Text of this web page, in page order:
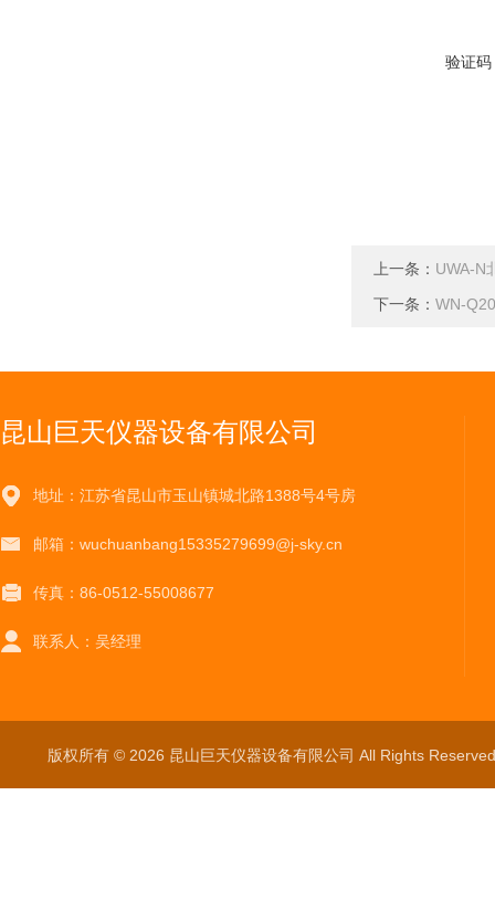
验证码
上一条： UWA-N
下一条： WN-
昆山巨天仪器设备有限公司
地址：江苏省昆山市玉山镇城北路1388号4号房
邮箱：wuchuanbang15335279699@j-sky.cn
传真：86-0512-55008677
联系人：吴经理
版权所有 © 2026 昆山巨天仪器设备有限公司 All Rights